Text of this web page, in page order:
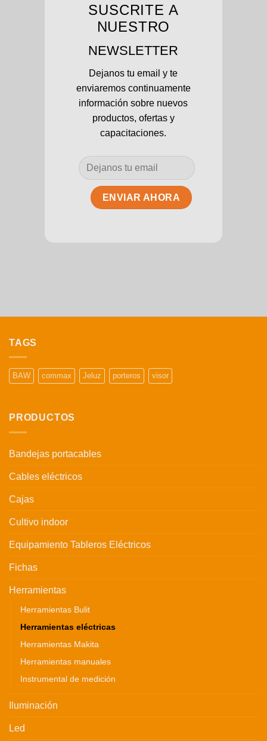
SUSCRITE A
NUESTRO
NEWSLETTER
Dejanos tu email y te
enviaremos continuamente
información sobre nuevos
productos, ofertas y
capacitaciones.
TAGS
BAW commax Jeluz porteros visor
PRODUCTOS
Bandejas portacables
Cables eléctricos
Cajas
Cultivo indoor
Equipamiento Tableros Eléctricos
Fichas
Herramientas
Herramientas Bulit
Herramientas eléctricas
Herramientas Makita
Herramientas manuales
Instrumental de medición
Iluminación
Led